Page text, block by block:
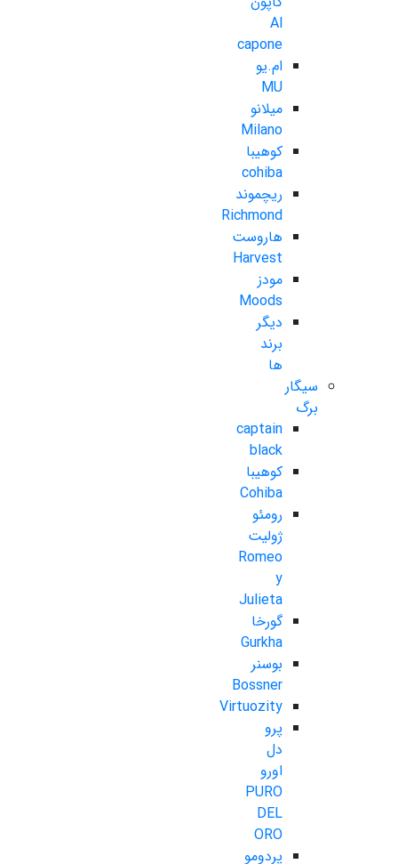
Al
capone
ام.یو
MU
میلانو
Milano
کوهیبا
cohiba
ریچموند
Richmond
هاروست
Harvest
مودز
Moods
دیگر
برند
ها
سیگار
برگ
captain
black
کوهیبا
Cohiba
رومئو
ژولیت
Romeo
y
Julieta
گورخا
Gurkha
بوسنر
Bossner
Virtuozity
پرو
دل
اورو
PURO
DEL
ORO
پردومو